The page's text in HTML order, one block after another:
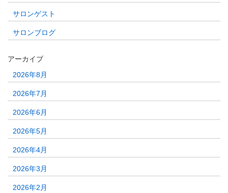
サロンゲスト
サロンブログ
アーカイブ
2026年8月
2026年7月
2026年6月
2026年5月
2026年4月
2026年3月
2026年2月